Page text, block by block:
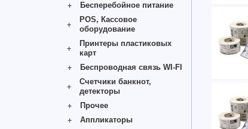
Бесперебойное питание
POS, Кассовое
оборудование
Принтеры пластиковых
карт
Беспроводная связь WI-FI
Счетчики банкнот,
детекторы
Прочее
Аппликаторы